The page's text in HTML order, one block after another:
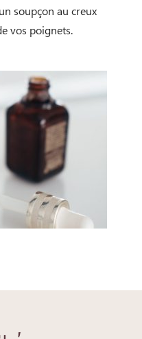
soupçon au creux
vos poignets.